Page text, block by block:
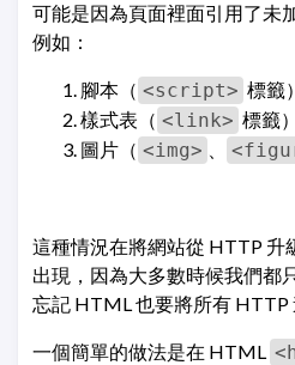
可能是因為頁面裡面引用了未
例如：
腳本（ <script> 標籤）
樣式表（ <link> 標籤）
圖片（ <img>
這種情況在將網站從 HTTP 升
出現，因為大多數時候我們都
忘記 HTML 也要將所有 HTTP
一個簡單的做法是在 HTML